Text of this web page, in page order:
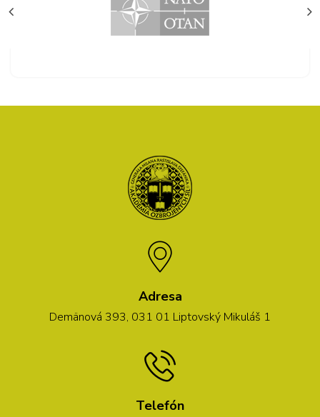
Adresa
Demänová 393, 031 01 Liptovský Mikuláš 1
Telefón